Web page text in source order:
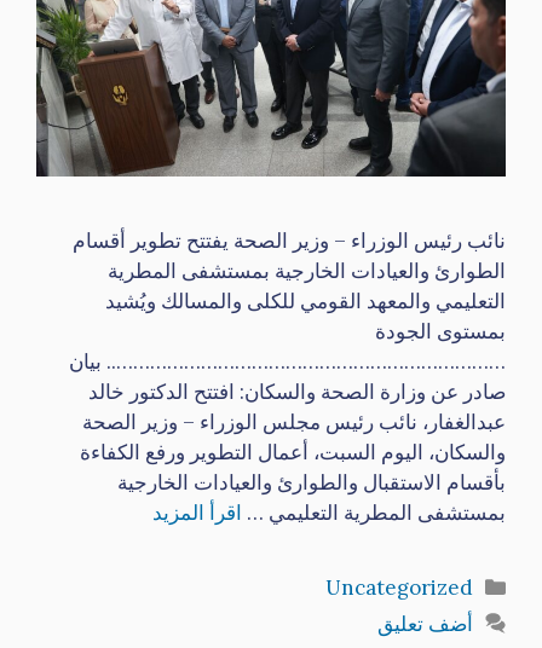
نائب رئيس الوزراء – وزير الصحة يفتتح تطوير أقسام
الطوارئ والعيادات الخارجية بمستشفى المطرية
التعليمي والمعهد القومي للكلى والمسالك ويُشيد
بمستوى الجودة
…………………………………………………………….. بيان
صادر عن وزارة الصحة والسكان: افتتح الدكتور خالد
عبدالغفار، نائب رئيس مجلس الوزراء – وزير الصحة
والسكان، اليوم السبت، أعمال التطوير ورفع الكفاءة
بأقسام الاستقبال والطوارئ والعيادات الخارجية
بمستشفى المطرية التعليمي … اقرأ المزيد
التصنيفات
Uncategorized
أضف تعليق